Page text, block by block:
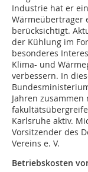
Industrie hat er
Wärmeübertrager
berücksichtigt.
der Kühlung im
besonderes
Klima- und
verbessern. In
Jahren
Karlsruhe aktiv.
Vorsitzender des
Vereins e. V.
Betriebskosten